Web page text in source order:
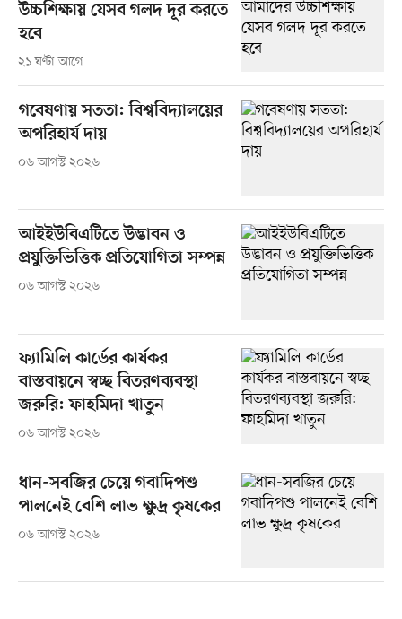
উচ্চশিক্ষায় যেসব গলদ দূর করতে
হবে
২১ ঘণ্টা আগে
গবেষণায় সততা: বিশ্ববিদ্যালয়ের
অপরিহার্য দায়
০৬ আগস্ট ২০২৬
আইইউবিএটিতে উদ্ভাবন ও
প্রযুক্তিভিত্তিক প্রতিযোগিতা সম্পন্ন
০৬ আগস্ট ২০২৬
ফ্যামিলি কার্ডের কার্যকর
বাস্তবায়নে স্বচ্ছ বিতরণব্যবস্থা
জরুরি: ফাহমিদা খাতুন
০৬ আগস্ট ২০২৬
ধান-সবজির চেয়ে গবাদিপশু
পালনেই বেশি লাভ ক্ষুদ্র কৃষকের
০৬ আগস্ট ২০২৬